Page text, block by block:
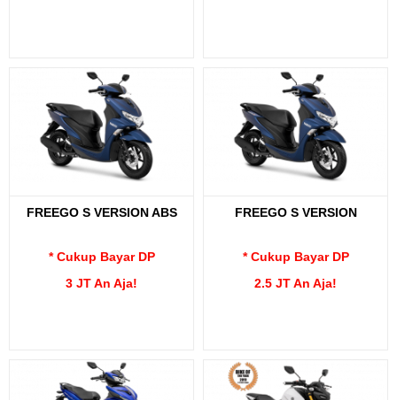
FREEGO S VERSION ABS
* Cukup Bayar DP
3 JT An Aja!
FREEGO S VERSION
* Cukup Bayar DP
2.5 JT An Aja!